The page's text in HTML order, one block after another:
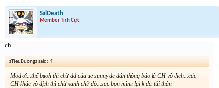
SalDeath
Member Tích Cực
ch
zTieuDuongz said: ↑
Mod ơi...thế baoh thì chữ dd của ae sunny đc dán thông báo là CH vô đich...các
CH khác vô địch thì chữ xanh chữ đỏ...sao bọn mình lại k đc..tủi thân